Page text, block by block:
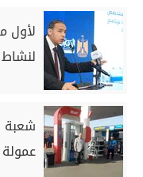
لأول
شعبة